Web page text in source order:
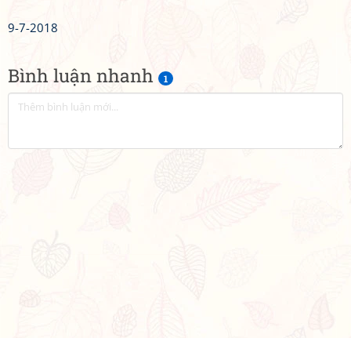
Bình luận nhanh 1
9-7-2018